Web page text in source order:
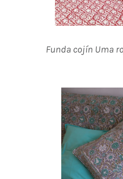
Funda cojín Uma